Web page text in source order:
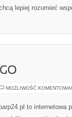
lepiej rozumieć
MOŻLIWOŚĆ
to internetowa